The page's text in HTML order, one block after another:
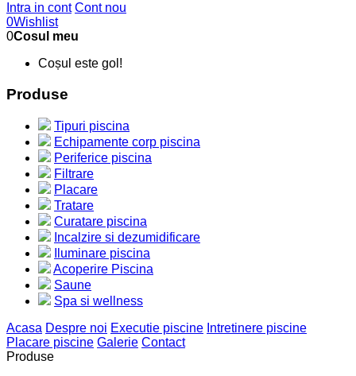
Intra in cont Cont nou
0Wishlist
0Cosul meu
Coșul este gol!
Produse
Tipuri piscina
Echipamente corp piscina
Periferice piscina
Filtrare
Placare
Tratare
Curatare piscina
Incalzire si dezumidificare
Iluminare piscina
Acoperire Piscina
Saune
Spa si wellness
Acasa Despre noi Executie piscine Intretinere piscine
Placare piscine Galerie Contact
Produse